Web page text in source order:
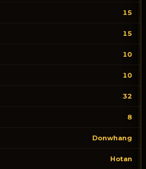
15
15
10
10
32
8
Donwhang
Hotan